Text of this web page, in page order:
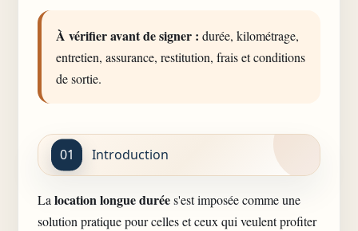
À vérifier avant de signer : durée, kilométrage,
entretien, assurance, restitution, frais et conditions
de sortie.
Introduction
La location longue durées'est imposée comme une
solution pratique pour celles et ceux qui veulent profiter